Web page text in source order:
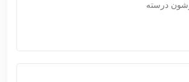
درسته